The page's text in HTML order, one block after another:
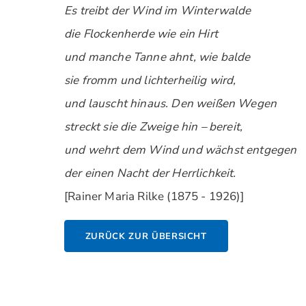
Es treibt der Wind im Winterwalde
die Flockenherde wie ein Hirt
und manche Tanne ahnt, wie balde
sie fromm und lichterheilig wird,
und lauscht hinaus. Den weißen Wegen
streckt sie die Zweige hin – bereit,
und wehrt dem Wind und wächst entgegen
der einen Nacht der Herrlichkeit.
[Rainer Maria Rilke (1875 - 1926)]
ZURÜCK ZUR ÜBERSICHT